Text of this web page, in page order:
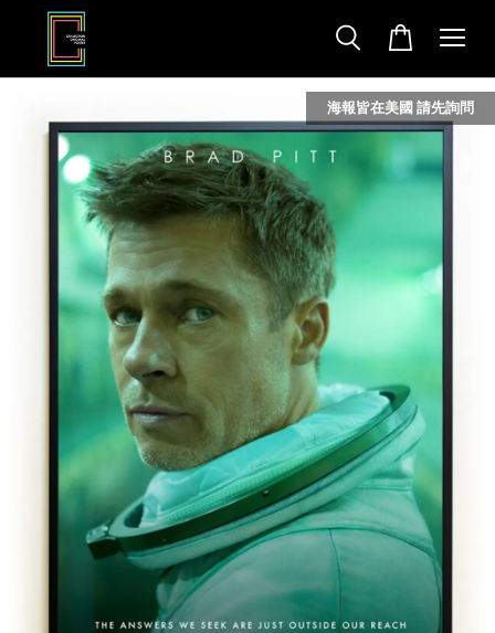
海報皆在美國 請先詢問